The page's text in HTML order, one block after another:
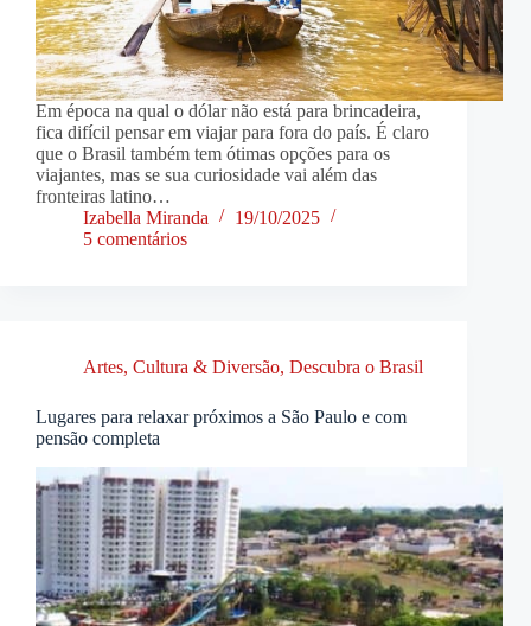
Em época na qual o dólar não está para brincadeira,
fica difícil pensar em viajar para fora do país. É claro
que o Brasil também tem ótimas opções para os
viajantes, mas se sua curiosidade vai além das
fronteiras latino…
Izabella Miranda
19/10/2025
5 comentários
Artes, Cultura & Diversão, Descubra o Brasil
Lugares para relaxar próximos a São Paulo e com
pensão completa